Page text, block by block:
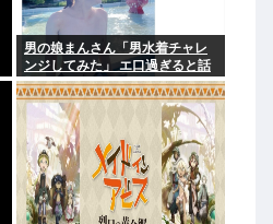
男の娘まんさん「男水着チャレ
ンジしてみた」 エ口過ぎると話
題に